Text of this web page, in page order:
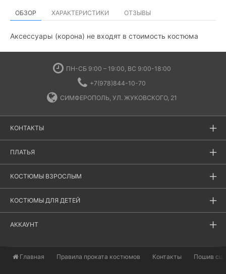
ОБЗОР ХАРАКТЕРИСТИКИ ОТЗЫВЫ
Аксессуары (корона) не входят в стоимость костюма
ПН-СБ 9:00 – 19:00, ВС 9:00-18:00
+7(978)844-10-70
СИМФЕРОПОЛЬ, УЛ. ЖУКОВСКОГО, 21
КОНТАКТЫ
ПЛАТЬЯ
КОСТЮМЫ ВЗРОСЛЫМ
КОСТЮМЫ ДЛЯ ДЕТЕЙ
АККАУНТ
Главная ​Правила проката костюмов Контакты Пошив